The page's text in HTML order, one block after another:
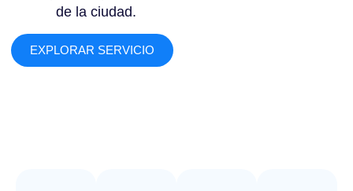
de la ciudad.
EXPLORAR SERVICIO